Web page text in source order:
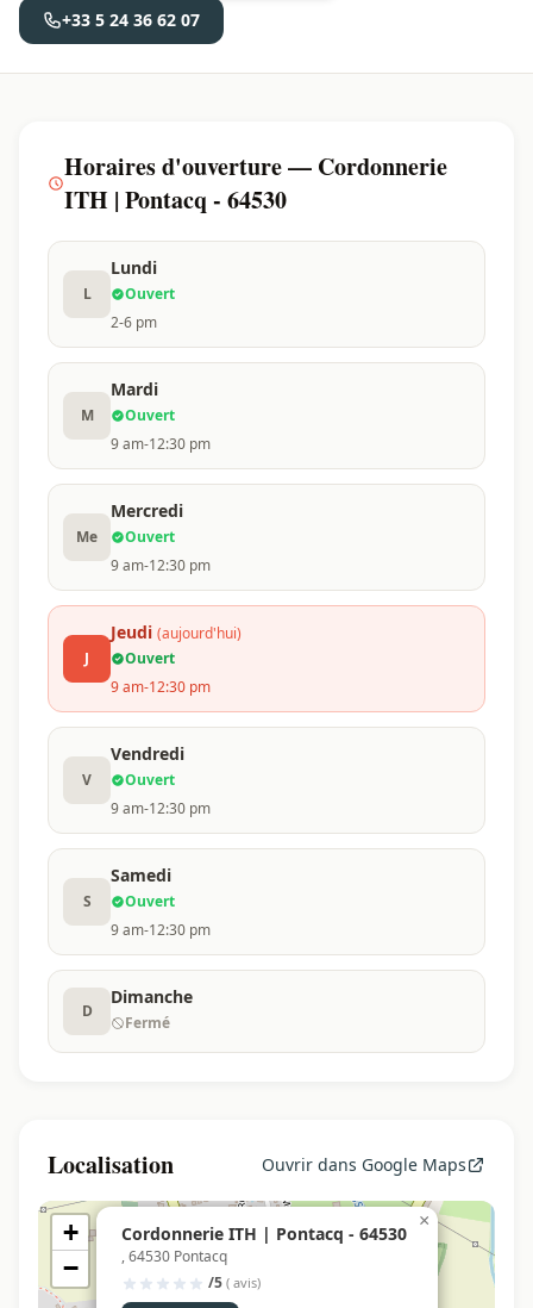
+33 5 24 36 62 07
Horaires d'ouverture — Cordonnerie
ITH | Pontacq - 64530
L
Lundi
Ouvert
2-6 pm
M
Mardi
Ouvert
9 am-12:30 pm
Me
Mercredi
Ouvert
9 am-12:30 pm
J
Jeudi (aujourd'hui)
Ouvert
9 am-12:30 pm
V
Vendredi
Ouvert
9 am-12:30 pm
S
Samedi
Ouvert
9 am-12:30 pm
D
Dimanche
Fermé
Localisation Ouvrir dans Google Maps
Cordonnerie ITH | Pontacq - 64530
, 64530 Pontacq
/5 ( avis)
×
+
−